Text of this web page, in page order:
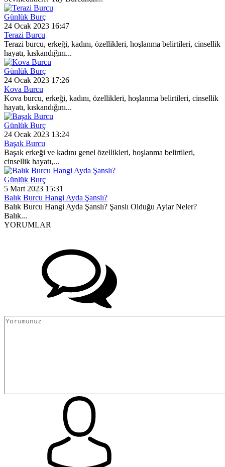
Günlük Burç
24 Ocak 2023 16:47
Terazi Burcu
Terazi burcu, erkeği, kadını, özellikleri, hoşlanma belirtileri, cinsellik
hayatı, kıskandığını...
Günlük Burç
24 Ocak 2023 17:26
Kova Burcu
Kova burcu, erkeği, kadını, özellikleri, hoşlanma belirtileri, cinsellik
hayatı, kıskandığını...
Günlük Burç
24 Ocak 2023 13:24
Başak Burcu
Başak erkeği ve kadını genel özellikleri, hoşlanma belirtileri,
cinsellik hayatı,...
Günlük Burç
5 Mart 2023 15:31
Balık Burcu Hangi Ayda Şanslı?
Balık Burcu Hangi Ayda Şanslı? Şanslı Olduğu Aylar Neler?
Balık...
YORUMLAR